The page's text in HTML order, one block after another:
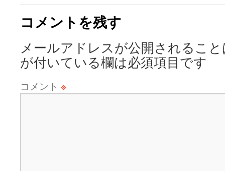
コメントを残す
メールアドレスが公開されるこ
が付いている欄は必須項目です
コメント ※